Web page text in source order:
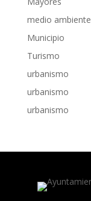
medio ambiente
Municipio
Turismo
urbanismo
urbanismo
urbanismo